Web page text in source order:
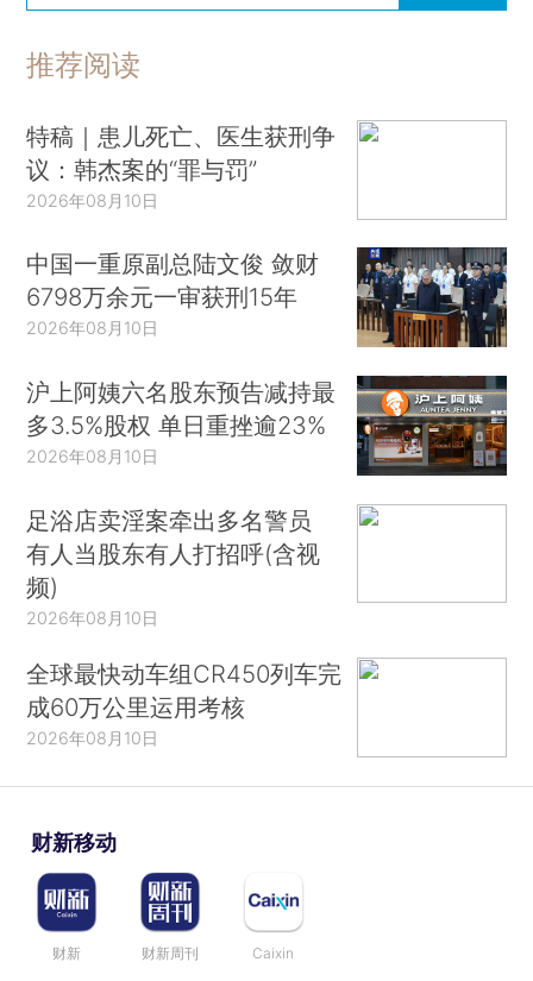
推荐阅读
特稿｜患儿死亡、医生获刑争
议：韩杰案的“罪与罚”
2026年08月10日
中国一重原副总陆文俊 敛财
6798万余元一审获刑15年
2026年08月10日
沪上阿姨六名股东预告减持最
多3.5%股权 单日重挫逾23%
2026年08月10日
足浴店卖淫案牵出多名警员
有人当股东有人打招呼(含视
频)
2026年08月10日
全球最快动车组CR450列车完
成60万公里运用考核
2026年08月10日
财新移动
财新 财新周刊 Caixin